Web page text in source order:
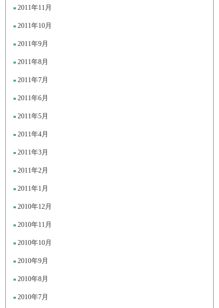
2011年11月
2011年10月
2011年9月
2011年8月
2011年7月
2011年6月
2011年5月
2011年4月
2011年3月
2011年2月
2011年1月
2010年12月
2010年11月
2010年10月
2010年9月
2010年8月
2010年7月